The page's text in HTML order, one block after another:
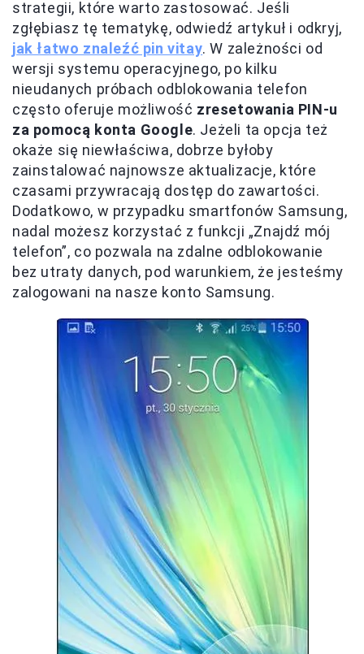
strategii, które warto zastosować. Jeśli
zgłębiasz tę tematykę, odwiedź artykuł i odkryj,
jak łatwo znaleźć pin vitay. W zależności od
wersji systemu operacyjnego, po kilku
nieudanych próbach odblokowania telefon
często oferuje możliwość zresetowania PIN-u
za pomocą konta Google. Jeżeli ta opcja też
okaże się niewłaściwa, dobrze byłoby
zainstalować najnowsze aktualizacje, które
czasami przywracają dostęp do zawartości.
Dodatkowo, w przypadku smartfonów Samsung,
nadal możesz korzystać z funkcji „Znajdź mój
telefon”, co pozwala na zdalne odblokowanie
bez utraty danych, pod warunkiem, że jesteśmy
zalogowani na nasze konto Samsung.